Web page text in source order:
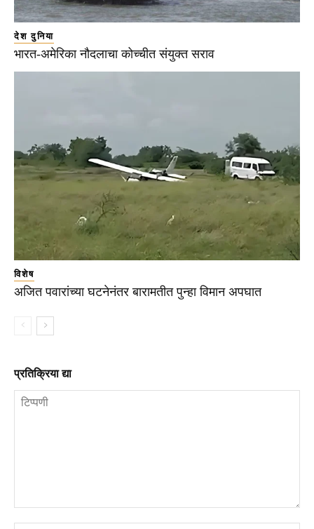
देश दुनिया
भारत-अमेरिका नौदलाचा कोच्चीत संयुक्त सराव
विशेष
अजित पवारांच्या घटनेनंतर बारामतीत पुन्हा विमान अपघात
प्रतिक्रिया द्या